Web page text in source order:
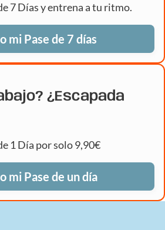
7 Días y entrena a tu ritmo.
mi Pase de 7 días
¿Escapada
1 Día por solo 9,90€
mi Pase de un día